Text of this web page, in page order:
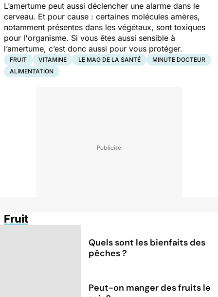
L’amertume peut aussi déclencher une alarme dans le
cerveau. Et pour cause : certaines molécules amères,
notamment présentes dans les végétaux, sont toxiques
pour l'organisme. Si vous êtes aussi sensible à
l’amertume, c’est donc aussi pour vous protéger.
FRUIT VITAMINE LE MAG DE LA SANTÉ
MINUTE DOCTEUR
ALIMENTATION
Fruit
Quels sont les bienfaits des
pêches ?
Peut-on manger des fruits le